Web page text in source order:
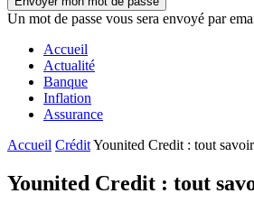
Un mot de passe vous sera envoyé par
Accueil
Actualité
Banque
Inflation
Assurance
Accueil CréditYounited Credit : tout
Younited Credit : tout